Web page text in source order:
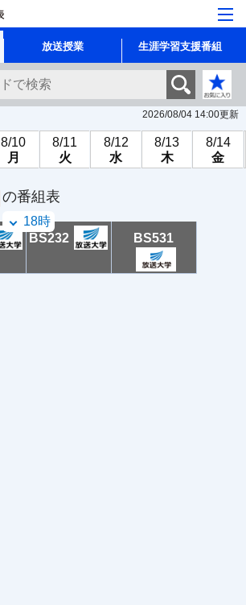
放送授業 生涯学習支援番組
2026/08/04 14:00更新
8/10
月
8/11
火
8/12
水
8/13
木
8/14
金
の番組表
18時
BS232 BS531